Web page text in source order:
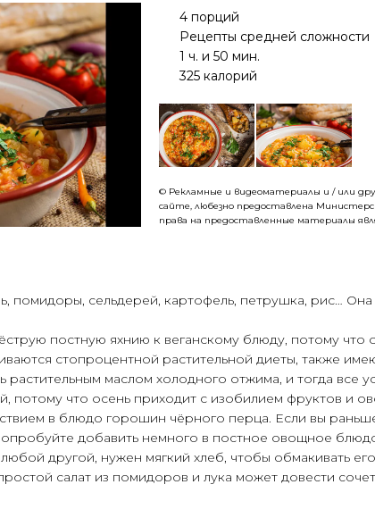
4 порций
Рецепты средней сложности
1 ч. и 50 мин.
325 калорий
© Рекламные и видеоматериалы и / или
сайте, любезно предоставлена
права на предоставленные материалы
помидоры, сельдерей, картофель, петрушка, рис… Она
постную яхнию к веганскому блюду, потому
стопроцентной растительной диеты, также
растительным маслом холодного отжима, и тогда все
потому что осень приходит с изобилием фруктов и
в блюдо горошин чёрного перца. Если вы
добавить немного в постное овощное
другой, нужен мягкий хлеб, чтобы обмакивать
салат из помидоров и лука может довести